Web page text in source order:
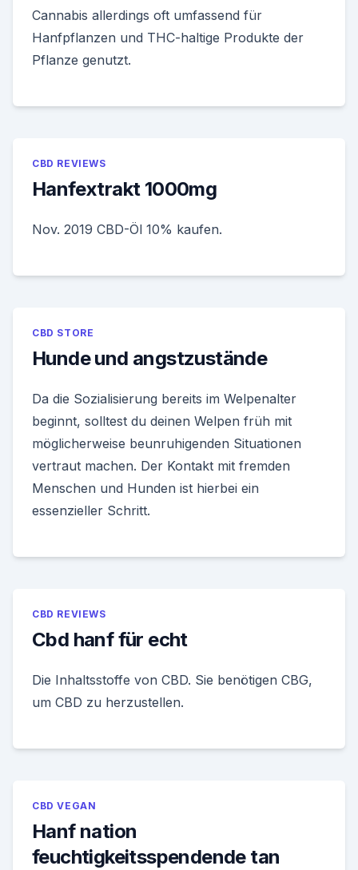
Cannabis allerdings oft umfassend für
Hanfpflanzen und THC-haltige Produkte der
Pflanze genutzt.
CBD REVIEWS
Hanfextrakt 1000mg
Nov. 2019 CBD-Öl 10% kaufen.
CBD STORE
Hunde und angstzustände
Da die Sozialisierung bereits im Welpenalter
beginnt, solltest du deinen Welpen früh mit
möglicherweise beunruhigenden Situationen
vertraut machen. Der Kontakt mit fremden
Menschen und Hunden ist hierbei ein
essenzieller Schritt.
CBD REVIEWS
Cbd hanf für echt
Die Inhaltsstoffe von CBD. Sie benötigen CBG,
um CBD zu herzustellen.
CBD VEGAN
Hanf nation
feuchtigkeitsspendende tan